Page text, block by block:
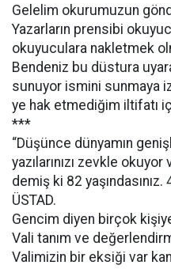
Gelelim okurumuzun
Yazarların prensibi
okuyuculara nakletmek
Bendeniz bu düstura
sunuyor ismini sunmaya
ye hak etmediğim iltifatı
***
“Düşünce dünyamın
yazılarınızı zevkle
demiş ki 82 yaşındasınız.
ÜSTAD.
Gencim diyen birçok
Vali tanım ve
Valimizin bir eksiği var